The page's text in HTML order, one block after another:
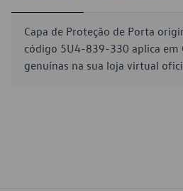
Capa de Proteção de Porta
código 5U4-839-330 aplica em
genuínas na sua loja virtual